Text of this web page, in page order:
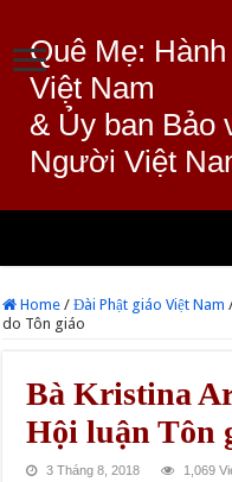
Quê Mẹ:
Việt Nam
& Ủy ban Bảo
Người Việt
Home / Đài Phật giáo Việt Nam
do Tôn giáo
Bà Kristina
Hội luận Tôn
3 Tháng 8, 2018 1,069